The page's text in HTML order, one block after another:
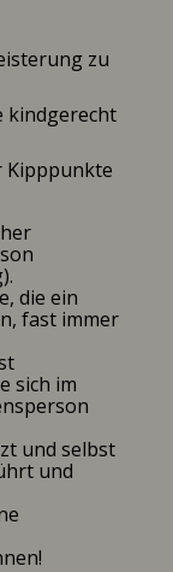
zu
kindgerecht
Kipppunkte
die ein
fast immer
sich im
und selbst
und